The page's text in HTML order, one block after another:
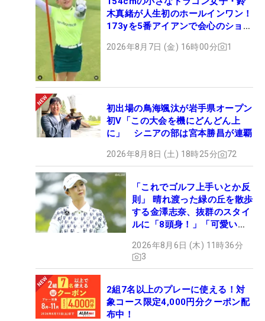
木真緒が人生初のホールインワン！
173yを5番アイアンで会心のショッ
2026年8月7日 (金) 16時00分 1
初出場の鳥海颯汰が岩手県オープン
初V「この大会を機にどんどん上
に」 シニアの部は宮本勝昌が連覇
2026年8月8日 (土) 18時25分 72
「これでゴルフ上手いとか反
則」 晴れ渡った緑の丘を散歩
する金澤志奈、抜群のスタイ
ルに「8頭身！」「可愛いに
2026年8月6日 (木) 11時36分
3
2組7名以上のプレーに使える！対
象コース限定4,000円分クーポン配
布中！